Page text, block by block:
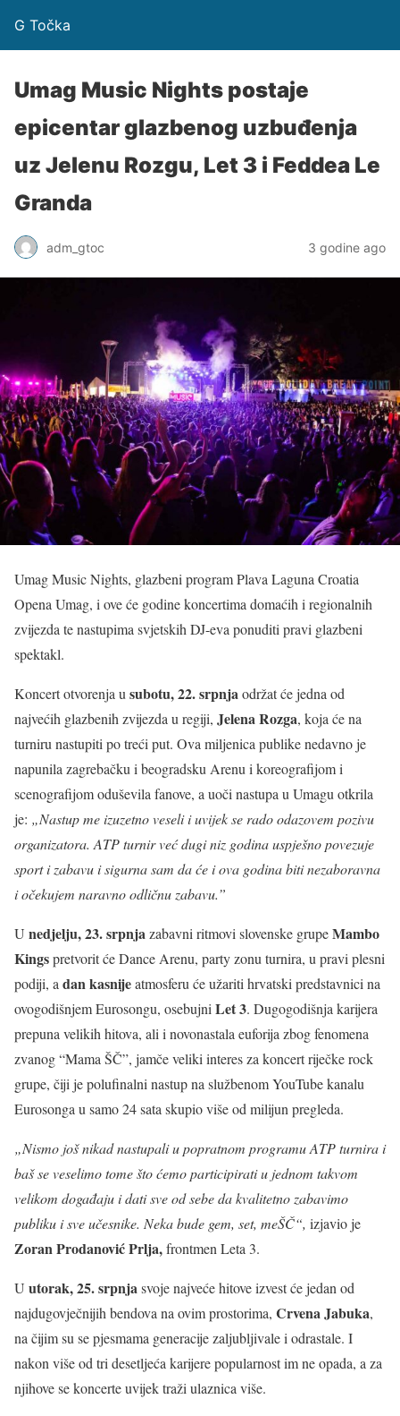
G Točka
Umag Music Nights postaje
epicentar glazbenog uzbuđenja
uz Jelenu Rozgu, Let 3 i Feddea Le
Granda
adm_gtoc 3 godine ago
Umag Music Nights, glazbeni program Plava Laguna Croatia
Opena Umag, i ove će godine koncertima domaćih i regionalnih
zvijezda te nastupima svjetskih DJ-eva ponuditi pravi glazbeni
spektakl.
Koncert otvorenja usubotu, 22. srpnjaodržat će jedna od
najvećih glazbenih zvijezda u regiji, Jelena Rozga, koja će na
turniru nastupiti po treći put. Ova miljenica publike nedavno je
napunila zagrebačku i beogradsku Arenu i koreografijom i
scenografijom oduševila fanove, a uoči nastupa u Umagu otkrila
je: „Nastup me izuzetno veseli i uvijek se rado odazovem pozivu
organizatora. ATP turnir već dugi niz godina uspješno povezuje
sport i zabavu i sigurna sam da će i ova godina biti nezaboravna
i očekujem naravno odličnu zabavu.”
U nedjelju, 23. srpnjazabavni ritmovi slovenske grupeMambo
Kingspretvorit će Dance Arenu, party zonu turnira, u pravi plesni
podiji, adan kasnijeatmosferu će užariti hrvatski predstavnici na
ovogodišnjem Eurosongu, osebujniLet 3. Dugogodišnja karijera
prepuna velikih hitova, ali i novonastala euforija zbog fenomena
zvanog “Mama ŠČ”, jamče veliki interes za koncert riječke rock
grupe, čiji je polufinalni nastup na službenom YouTube kanalu
Eurosonga u samo 24 sata skupio više od milijun pregleda.
„Nismo još nikad nastupali u popratnom programu ATP turnira i
baš se veselimo tome što ćemo participirati u jednom takvom
velikom događaju i dati sve od sebe da kvalitetno zabavimo
publiku i sve učesnike. Neka bude gem, set, meŠČ“, izjavio je
Zoran Prodanović Prlja,frontmen Leta 3.
U utorak, 25. srpnjasvoje najveće hitove izvest će jedan od
najdugovječnijih bendova na ovim prostorima, Crvena Jabuka,
na čijim su se pjesmama generacije zaljubljivale i odrastale. I
nakon više od tri desetljeća karijere popularnost im ne opada, a za
njihove se koncerte uvijek traži ulaznica više.